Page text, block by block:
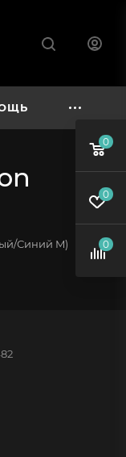
Синий M)
0
0
0